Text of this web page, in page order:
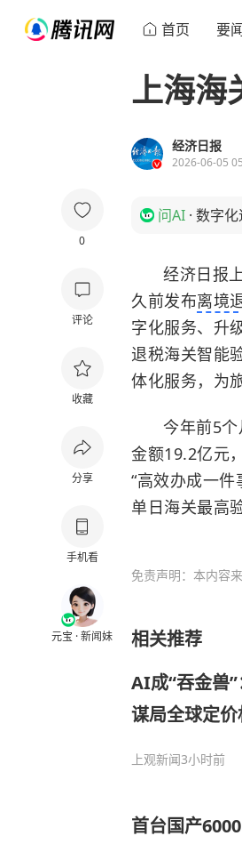
首页 要
0
评论
收藏
分享
手机看
元宝 · 新闻妹
上海海
经济日报
2026-06-05
问AI · 数字化
经济日报
久前发布离境
字化服务、升
退税海关智能
体化服务，为
今年前5
金额19.2亿元
“高效办成一件
单日海关最高
免责声明：本内容
相关推荐
AI成“吞金兽
谋局全球定价
上观新闻3小时前
首台国产